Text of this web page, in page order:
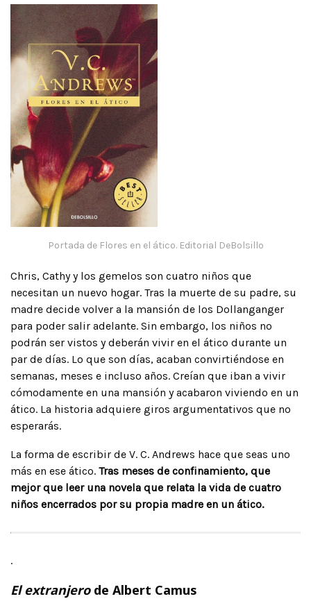
Portada de Flores en el ático. Editorial DeBolsillo
Chris, Cathy y los gemelos son cuatro niños que
necesitan un nuevo hogar. Tras la muerte de su padre, su
madre decide volver a la mansión de los Dollanganger
para poder salir adelante. Sin embargo, los niños no
podrán ser vistos y deberán vivir en el ático durante un
par de días. Lo que son días, acaban convirtiéndose en
semanas, meses e incluso años. Creían que iban a vivir
cómodamente en una mansión y acabaron viviendo en un
ático. La historia adquiere giros argumentativos que no
esperarás.
La forma de escribir de V. C. Andrews hace que seas uno
más en ese ático. Tras meses de confinamiento, que
mejor que leer una novela que relata la vida de cuatro
niños encerrados por su propia madre en un ático.
.
El extranjerode Albert Camus